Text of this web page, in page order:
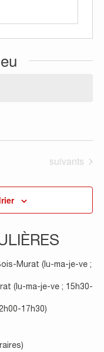
Évènements
suivants
Murat (lu-ma-je-ve ;
(lu-ma-je-ve ; 15h30-
17h30)